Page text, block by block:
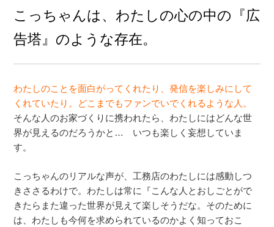
こっちゃんは、わたしの心の中の『広
告塔』のような存在。
わたしのことを面白がってくれたり、発信を楽しみにして
くれていたり。どこまでもファンでいでくれるような人。
そんな人のお家づくりに携われたら、わたしにはどんな世
界が見えるのだろうかと… いつも楽しく妄想していま
す。
こっちゃんのリアルな声が、工務店のわたしには感動しつ
きささるわけで。わたしは常に『こんな人とおしごとがで
きたらまた違った世界が見えて楽しそうだな。そのために
は、わたしも今何を求められているのかよく知っておこ